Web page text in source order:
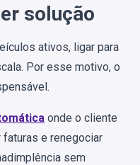
solução
ativos, ligar para
Por esse motivo, o
onde o cliente
e renegociar
sem